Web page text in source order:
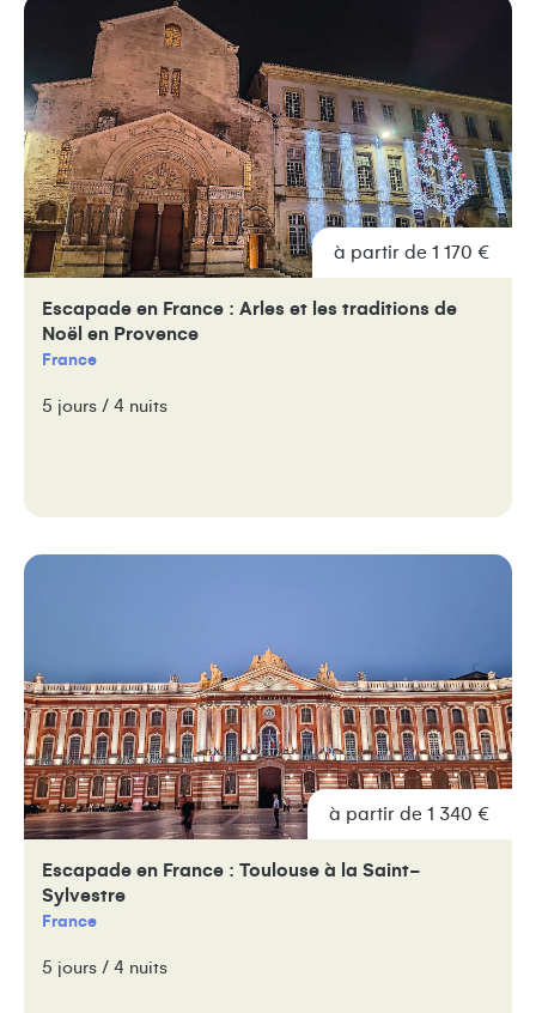
à partir de 1 170 €
Escapade en France : Arles et les traditions de
Noël en Provence
France
5 jours / 4 nuits
à partir de 1 340 €
Escapade en France : Toulouse à la Saint-
Sylvestre
France
5 jours / 4 nuits